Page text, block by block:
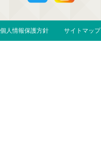
個人情報保護方針 サイトマップ